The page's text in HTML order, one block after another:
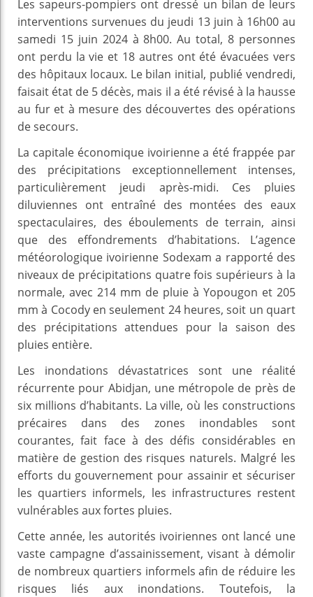
Les sapeurs-pompiers ont dressé un bilan de leurs
interventions survenues du jeudi 13 juin à 16h00 au
samedi 15 juin 2024 à 8h00. Au total, 8 personnes
ont perdu la vie et 18 autres ont été évacuées vers
des hôpitaux locaux. Le bilan initial, publié vendredi,
faisait état de 5 décès, mais il a été révisé à la hausse
au fur et à mesure des découvertes des opérations
de secours.
La capitale économique ivoirienne a été frappée par
des précipitations exceptionnellement intenses,
particulièrement jeudi après-midi. Ces pluies
diluviennes ont entraîné des montées des eaux
spectaculaires, des éboulements de terrain, ainsi
que des effondrements d’habitations. L’agence
météorologique ivoirienne Sodexam a rapporté des
niveaux de précipitations quatre fois supérieurs à la
normale, avec 214 mm de pluie à Yopougon et 205
mm à Cocody en seulement 24 heures, soit un quart
des précipitations attendues pour la saison des
pluies entière.
Les inondations dévastatrices sont une réalité
récurrente pour Abidjan, une métropole de près de
six millions d’habitants. La ville, où les constructions
précaires dans des zones inondables sont
courantes, fait face à des défis considérables en
matière de gestion des risques naturels. Malgré les
efforts du gouvernement pour assainir et sécuriser
les quartiers informels, les infrastructures restent
vulnérables aux fortes pluies.
Cette année, les autorités ivoiriennes ont lancé une
vaste campagne d’assainissement, visant à démolir
de nombreux quartiers informels afin de réduire les
risques liés aux inondations. Toutefois, la